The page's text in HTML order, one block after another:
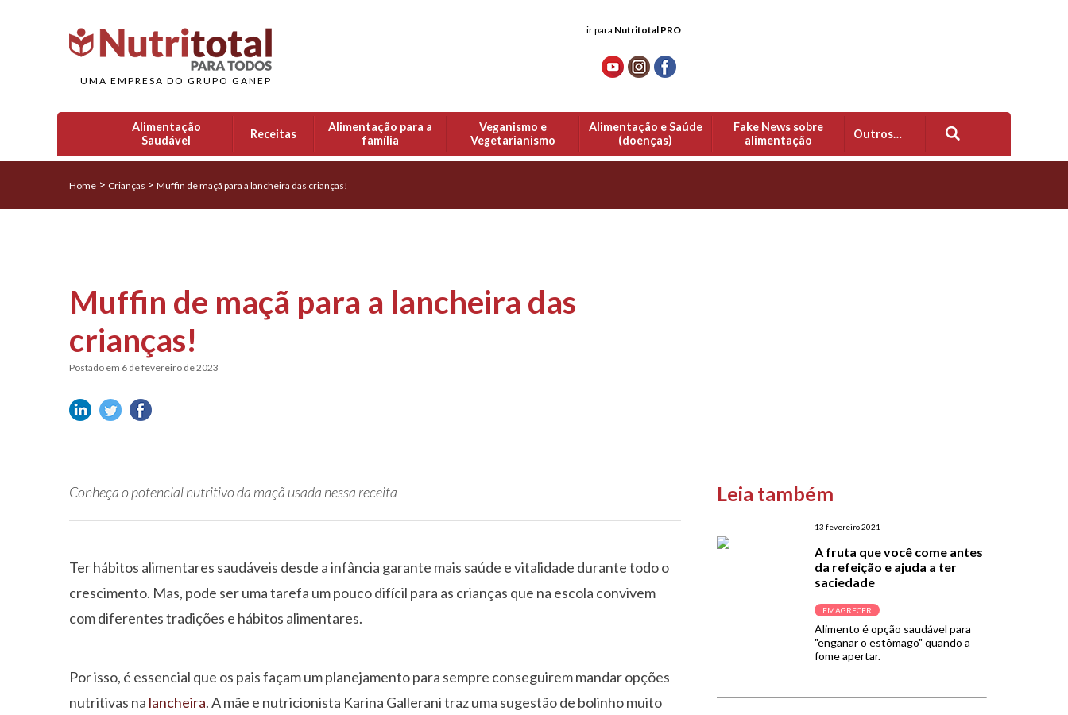
UMA EMPRESA DO GRUPO GANEP
ir para Nutritotal PRO
Alimentação
Saudável
Receitas
Alimentação para a
família
Veganismo e
Vegetarianismo
Alimentação e Saúde
(doenças)
Fake News sobre
alimentação
Outros…
Home > Crianças > Muffin de maçã para a lancheira das crianças!
Muffin de maçã para a lancheira das
crianças!
Postado em 6 de fevereiro de 2023
Conheça o potencial nutritivo da maçã usada nessa receita
Ter hábitos alimentares saudáveis desde a infância garante mais saúde e vitalidade durante todo o
crescimento. Mas, pode ser uma tarefa um pouco difícil para as crianças que na escola convivem
com diferentes tradições e hábitos alimentares.
Por isso, é essencial que os pais façam um planejamento para sempre conseguirem mandar opções
nutritivas na lancheira. A mãe e nutricionista Karina Gallerani traz uma sugestão de bolinho muito
Leia também
13 fevereiro 2021
A fruta que você come antes
da refeição e ajuda a ter
saciedade
EMAGRECER
Alimento é opção saudável para
"enganar o estômago" quando a
fome apertar.